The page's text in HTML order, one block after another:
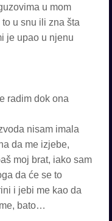
u mom
u snu ili zna šta
je upao u njenu
radim dok ona
nisam imala
da me izjebe,
moj brat, iako sam
da će se to
i jebi me kao da
bato…